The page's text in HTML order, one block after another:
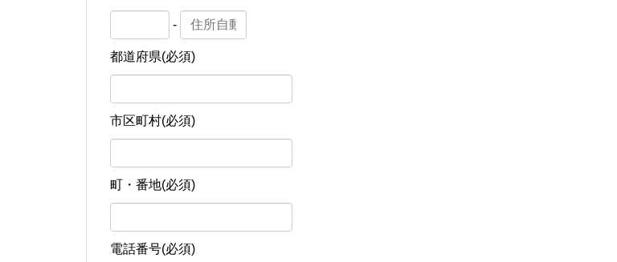
-
都道府県(必須)
市区町村(必須)
町・番地(必須)
電話番号(必須)